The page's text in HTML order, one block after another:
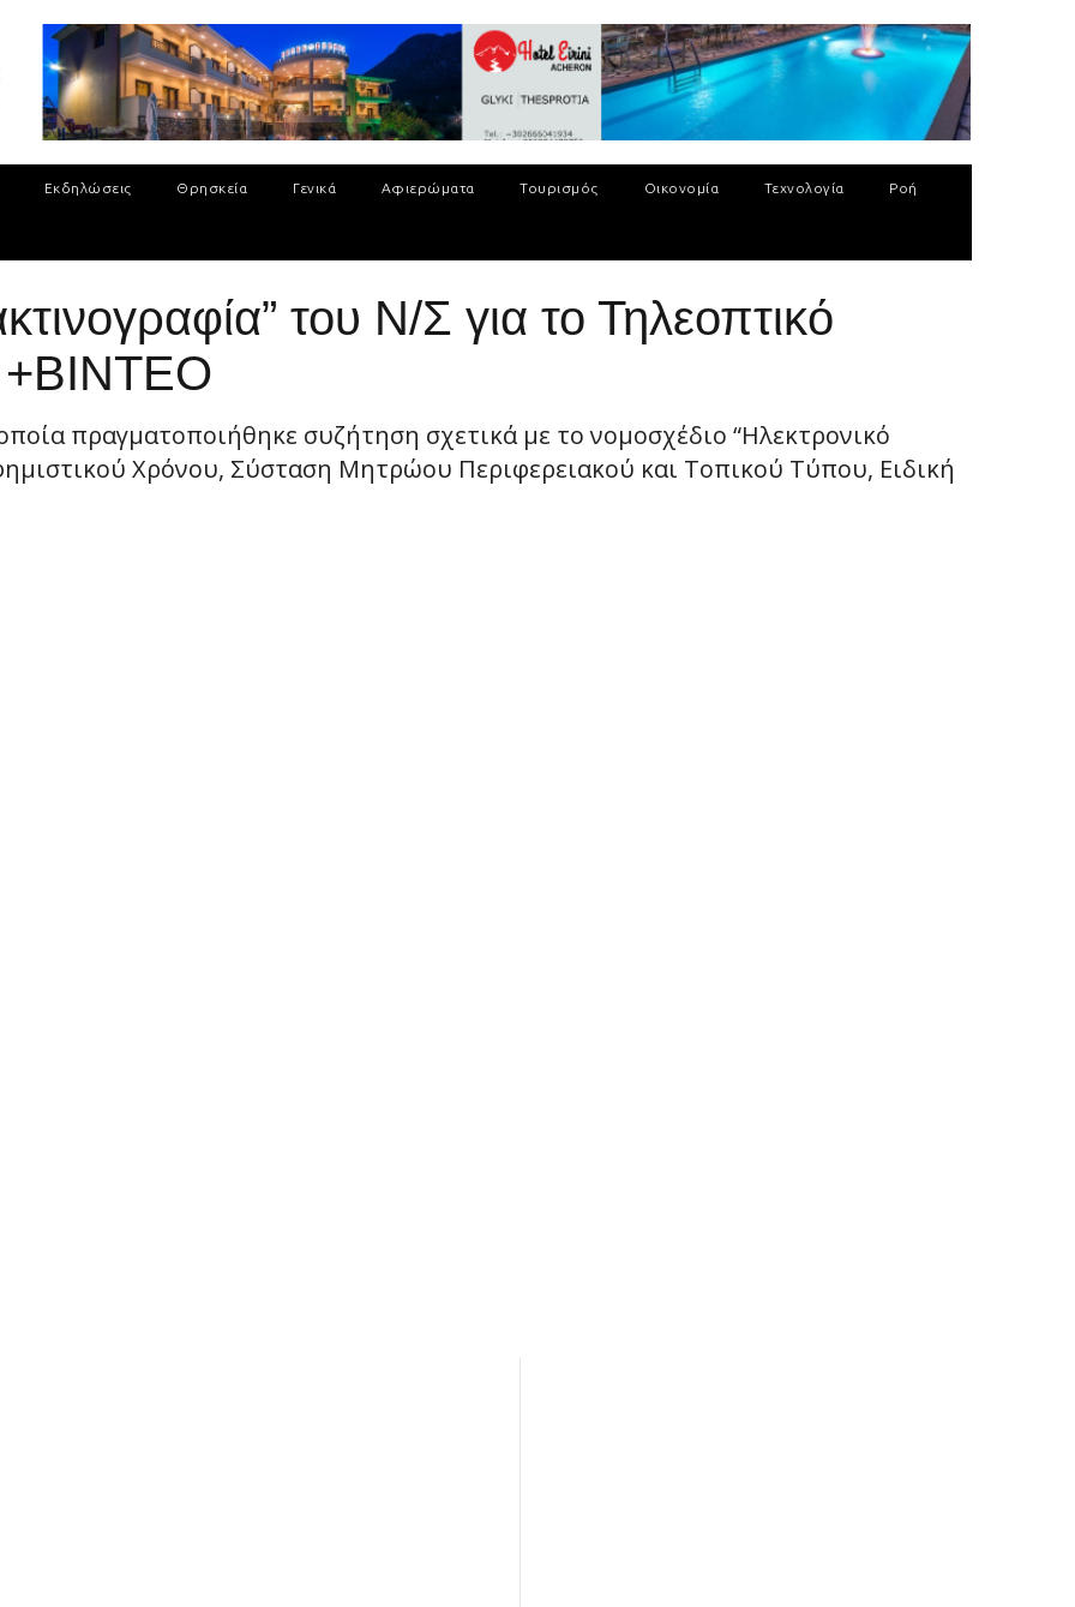
Εκδηλώσεις Θρησκεία Γενικά Αφιερώματα Τουρισμός Οικονομία Τεχνολογία Ροή
του Ν/Σ για το Τηλεοπτικό
+ΒΙΝΤΕΟ
πραγματοποιήθηκε συζήτηση σχετικά με το νομοσχέδιο “Ηλεκτρονικό
Χρόνου, Σύσταση Μητρώου Περιφερειακού και Τοπικού Τύπου, Ειδική